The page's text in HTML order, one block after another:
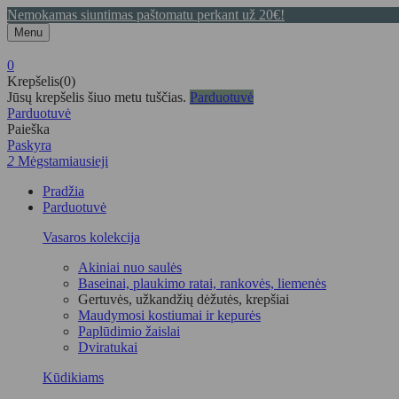
Nemokamas siuntimas paštomatu perkant už 20€!
Menu
0
Krepšelis(0)
Jūsų krepšelis šiuo metu tuščias. Parduotuvė
Parduotuvė
Paieška
Paskyra
2 Mėgstamiausieji
Pradžia
Parduotuvė
Vasaros kolekcija
Akiniai nuo saulės
Baseinai, plaukimo ratai, rankovės, liemenės
Gertuvės, užkandžių dėžutės, krepšiai
Maudymosi kostiumai ir kepurės
Paplūdimio žaislai
Dviratukai
Kūdikiams